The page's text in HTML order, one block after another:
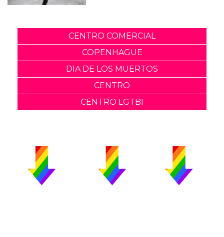
CENTRO COMERCIAL
COPENHAGUE
DIA DE LOS MUERTOS
CENTRO
CENTRO LGTBI